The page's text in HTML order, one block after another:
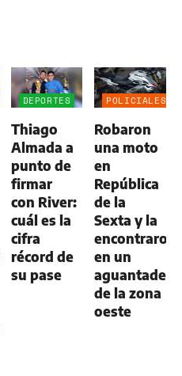
DEPORTES
Thiago
Almada a
punto de
firmar
con River:
cuál es la
cifra
récord de
su pase
POLICIALES
Robaron
una moto
en
República
de la
Sexta y la
encontraron
en un
aguantadero
de la zona
oeste